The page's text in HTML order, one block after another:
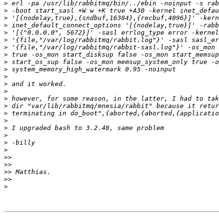
>
>
>
>
>
>
>
>
>
>
>
>
>
>
>
>
>
>
>
>
>
>>
>>
>>
>>
>